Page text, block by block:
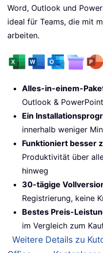
Word, Outlook und
ideal für Teams, die mit
arbeiten.
Alles-in-einem-
Outlook &
Ein
innerhalb weniger
Funktioniert besser
Produktivität über
hinweg
30-tägige
Registrierung, keine
Bestes Preis-
im Vergleich zum
Weitere Details zu